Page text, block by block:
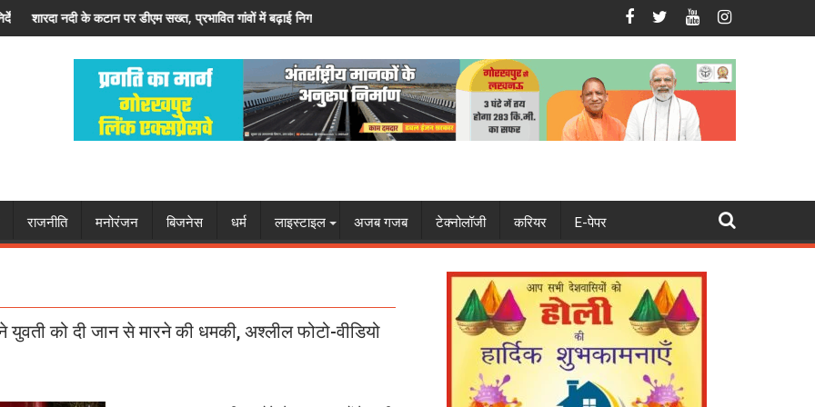
गांवों में बढ़ाई निगरानी बांदा-बहराइच हाइवे पर अज्ञात वाहन की टक्कर से एक युवक की मौत दो घायल ! दोनों रेफरपुलिस ने पुष्पवर्षा कर कांवड़ियों का किया भव्य स्वागत, बांटे पानी-
राजनीति मनोरंजन बिजनेस धर्म लाइस्टाइल अजब गजब टेक्नोलॉजी करियर E-पेपर
को दी जान से मारने की धमकी, अश्लील फोटो-वीडियो